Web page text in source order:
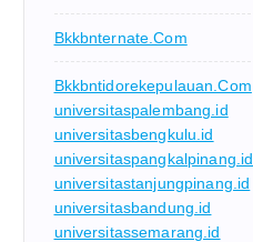
Bkkbnternate.com
Bkkbntidorekepulauan.com
universitaspalembang.id
universitasbengkulu.id
universitaspangkalpinang.id
universitastanjungpinang.id
universitasbandung.id
universitassemarang.id